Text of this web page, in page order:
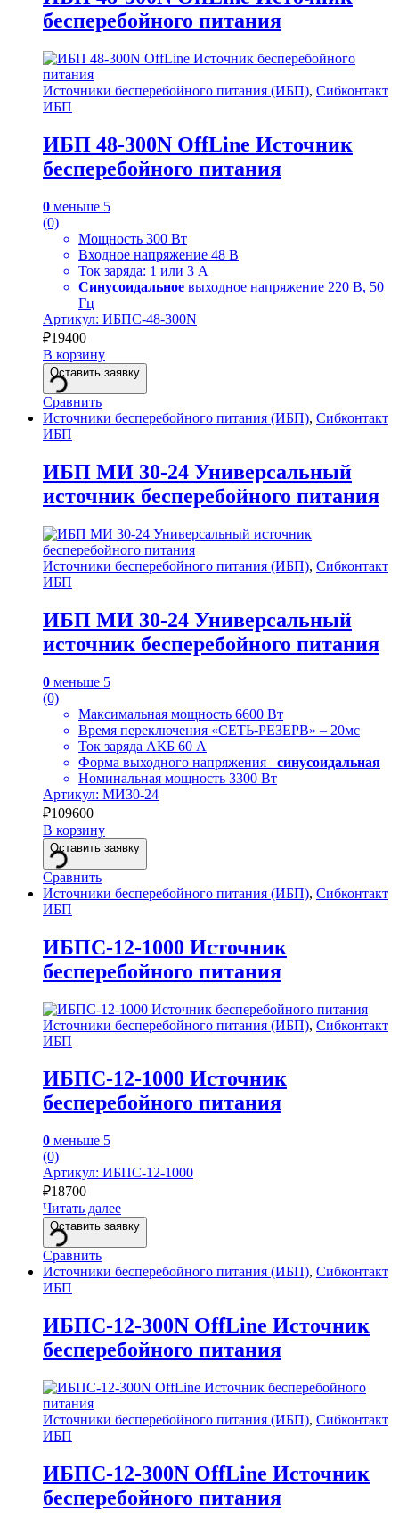
бесперебойного питания
Источники бесперебойного питания (ИБП), Сибконтакт
ИБП
ИБП 48-300N OffLine Источник
бесперебойного питания
0 меньше 5
(0)
Мощность 300 Вт
Входное напряжение 48 В
Ток заряда: 1 или 3 А
Синусоидальное выходное напряжение 220 В, 50
Гц
Артикул: ИБПС-48-300N
₽19400
В корзину
Оставить заявку
Сравнить
Источники бесперебойного питания (ИБП), Сибконтакт
ИБП
ИБП МИ 30-24 Универсальный
источник бесперебойного питания
Источники бесперебойного питания (ИБП), Сибконтакт
ИБП
ИБП МИ 30-24 Универсальный
источник бесперебойного питания
0 меньше 5
(0)
Максимальная мощность 6600 Вт
Время переключения «СЕТЬ-РЕЗЕРВ» – 20мс
Ток заряда АКБ 60 А
Форма выходного напряжения –синусоидальная
Номинальная мощность 3300 Вт
Артикул: МИ30-24
₽109600
В корзину
Оставить заявку
Сравнить
Источники бесперебойного питания (ИБП), Сибконтакт
ИБП
ИБПС-12-1000 Источник
бесперебойного питания
Источники бесперебойного питания (ИБП), Сибконтакт
ИБП
ИБПС-12-1000 Источник
бесперебойного питания
0 меньше 5
(0)
Артикул: ИБПС-12-1000
₽18700
Читать далее
Оставить заявку
Сравнить
Источники бесперебойного питания (ИБП), Сибконтакт
ИБП
ИБПС-12-300N OffLine Источник
бесперебойного питания
Источники бесперебойного питания (ИБП), Сибконтакт
ИБП
ИБПС-12-300N OffLine Источник
бесперебойного питания